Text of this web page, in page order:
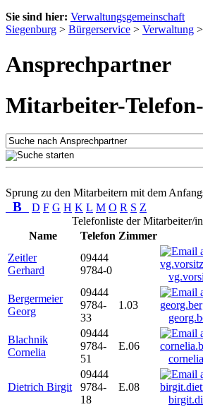
Sie sind hier: Verwaltungsgemeinschaft
Siegenburg > Bürgerservice > Verwaltung >
Ansprechpartner
Mitarbeiter-
Sprung zu den Mitarbeitern mit dem
B D F G H K L M O R S Z
Telefonliste der Mitarbeiter/
Name
Telefon Zimmer
Zeitler
Gerhard
09444
9784-0
Bergermeier
Georg
09444
9784-
33
1.03
Blachnik
Cornelia
09444
9784-
51
E.06
Dietrich Birgit
09444
9784-
18
E.08